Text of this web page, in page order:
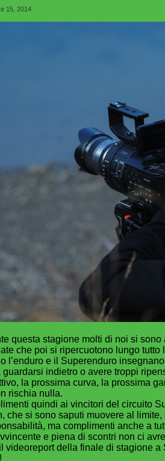
15, 2014
questa stagione molti di noi si
che poi si ripercuotono lungo tutto
l’enduro e il Superenduro
guardarsi indietro o avere troppi
la prossima curva, la prossima
rischia nulla.
quindi ai vincitori del circuito
che si sono saputi muovere al
ma complimenti anche a
e piena di scontri non ci
videoreport della finale di stagione a